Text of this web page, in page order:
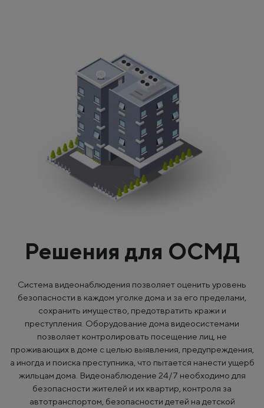
Решения для ОСМД
Система видеонаблюдения позволяет оценить уровень
безопасности в каждом уголке дома и за его пределами,
сохранить имущество, предотвратить кражи и
преступления. Оборудование дома видеосистемами
позволяет контролировать посещение лиц, не
проживающих в доме с целью выявления, предупреждения,
а иногда и поиска преступника, что пытается нанести ущерб
жильцам дома. Видеонаблюдение 24/7 необходимо для
безопасности жителей и их квартир, контроля за
автотранспортом, безопасности детей на детской